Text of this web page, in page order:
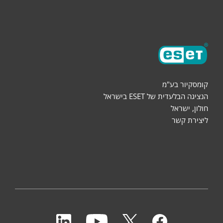
קומסקיור בע"מ
הנציגה הבלעדית של ESET בישראל
חולון, ישראל
ליצירת קשר